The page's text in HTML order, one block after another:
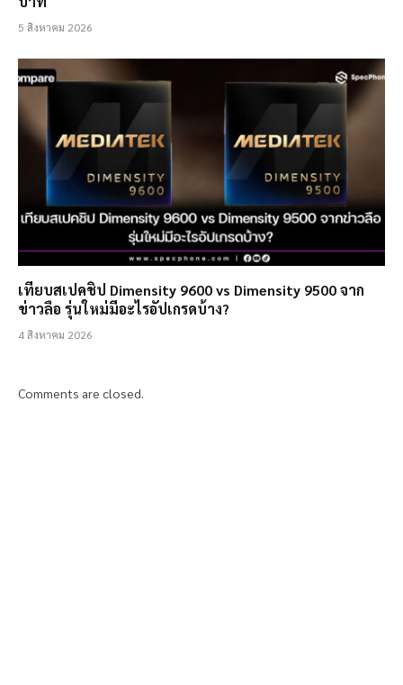
5 สิงหาคม 2026
เทียบสเปคชิป Dimensity 9600 vs Dimensity 9500 จาก
ข่าวลือ รุ่นใหม่มีอะไรอัปเกรดบ้าง?
4 สิงหาคม 2026
Comments are closed.